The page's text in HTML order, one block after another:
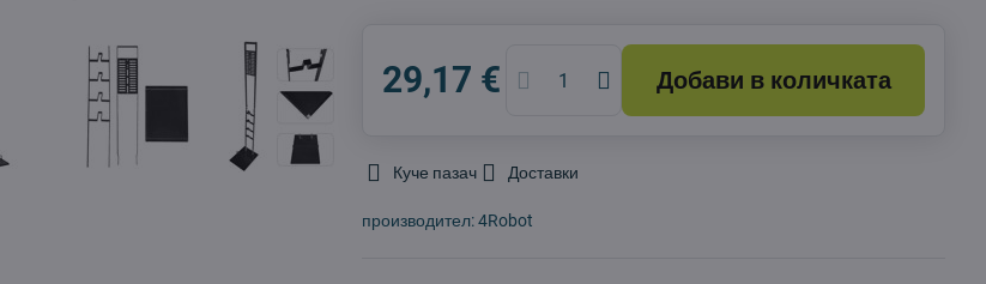
29,17 € Добави в количката
Куче пазач Доставки
производител:4Robot